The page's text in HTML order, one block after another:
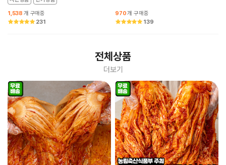
1,538 개 구매중
231
970개 구매중
139
전체상품
더보기